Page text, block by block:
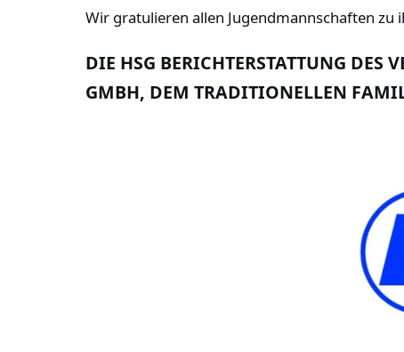
Wir gratulieren allen Jugendmannschaften zu
DIE HSG BERICHTERSTATTUNG DES
GMBH, DEM TRADITIONELLEN